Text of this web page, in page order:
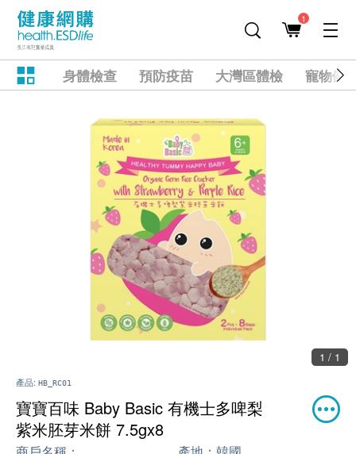
1
身體檢查 預防疫苗 大灣區體檢 寵物健
1 / 1
產品: HB_RC01
寶寶百味 Baby Basic 有機士多啤梨
紫米胚芽米餅 7.5gx8